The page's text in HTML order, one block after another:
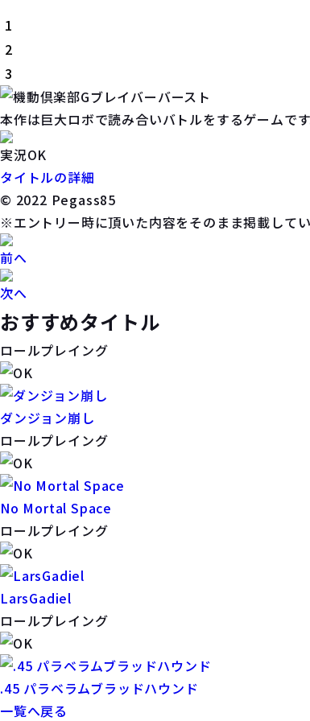
1
2
3
本作は巨大ロボで読み合いバトルをするゲームで
実況OK
タイトルの詳細
©️ 2022 Pegass85
※エントリー時に頂いた内容をそのまま掲載して
前へ
次へ
おすすめタイトル
ロールプレイング
ダンジョン崩し
ロールプレイング
No Mortal Space
ロールプレイング
LarsGadiel
ロールプレイング
.45 パラベラムブラッドハウンド
一覧へ戻る